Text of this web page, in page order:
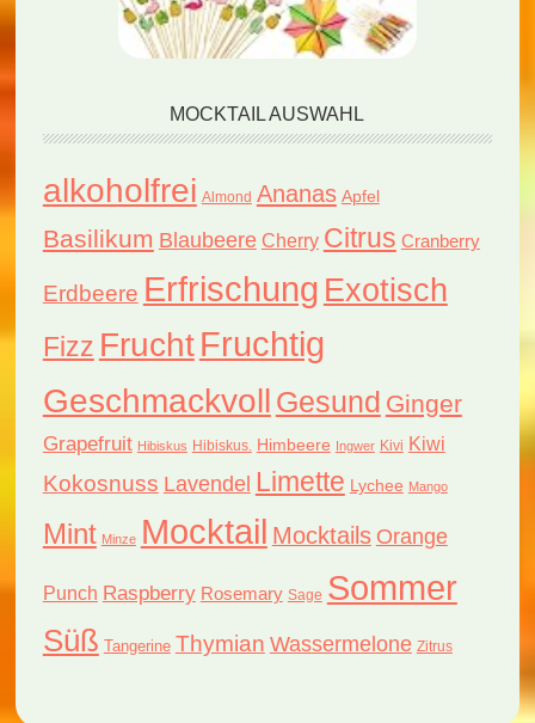
MOCKTAIL AUSWAHL
alkoholfrei Almond Ananas Apfel
Basilikum Blaubeere Cherry Citrus Cranberry
Erdbeere Erfrischung Exotisch
Fizz FruchtFruchtig
Geschmackvoll Gesund Ginger
Grapefruit Hibiskus Hibiskus. Himbeere Ingwer Kivi Kiwi
Kokosnuss Lavendel Limette Lychee Mango
Mint Minze Mocktail Mocktails Orange
Punch Raspberry Rosemary Sage Sommer
Süß Tangerine Thymian Wassermelone Zitrus